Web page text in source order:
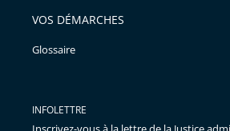
VOS DÉMARCHES
Glossaire
INFOLETTRE